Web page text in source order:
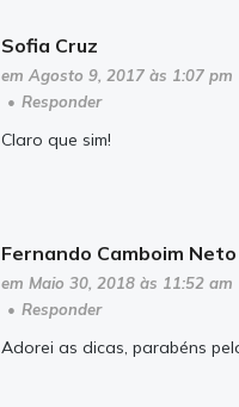
Sofia Cruz
em Agosto 9, 2017 às 1:07 pm
• Responder
Claro que sim!
Fernando Camboim Neto
em Maio 30, 2018 às 11:52 am
• Responder
Adorei as dicas, parabéns